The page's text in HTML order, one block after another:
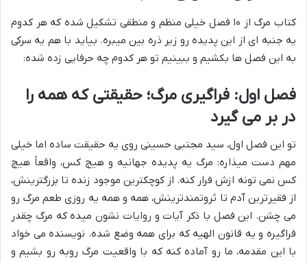
کتاب مرگ از ۱۰ فصل خیلی منظم و منطقی تشکیل شده که هر کدوم
یه جنبه ای از این پدیده رو زیر ذره بین میبره. بیاید با هم یه سرکی
به این فصل ها بکشیم و ببینیم تو هر کدوم چه حرفایی زده شده:
فصل اول: فراگیری مرگ؛ حقیقتی که همه را
در بر می گیرد
تو این فصل اول، سید مجتبی حسینی روی یه حقیقت ساده اما خیلی
مهم دست میذاره: مرگ یه پدیده جهانیه و هیچ کس، واقعاً هیچ
کس نمی تونه ازش فرار کنه. از کوچکترین موجود زنده تا بزرگترینش،
از فقیرترین آدم تا ثروتمندترینش، همه و همه یه روزی طعم مرگ رو
می چشن. این فصل با ذکر آیات و روایات نشون میده که مرگ چقدر
فراگیره و یه قانون الهیه که برای همه وضع شده. نویسنده می خواد
با این مقدمه، ما رو آماده کنه که با واقعیت مرگ روبه رو بشیم و